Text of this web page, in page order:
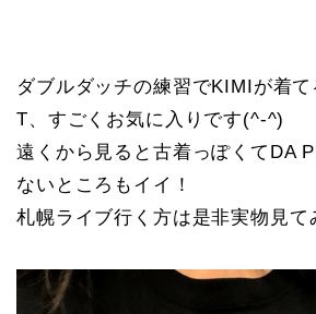
ダブルダッチの練習でKIMIが着
T、すごくお気に入りです(^-^)
遠くから見ると古着っぽくてDA
ないところもイイ！
札幌ライブ行く方は是非実物見て